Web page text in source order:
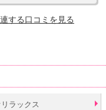
する口コミを見る
ラックス